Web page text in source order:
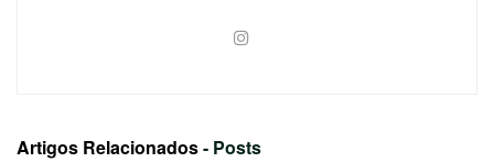
Artigos Relacionados- Posts